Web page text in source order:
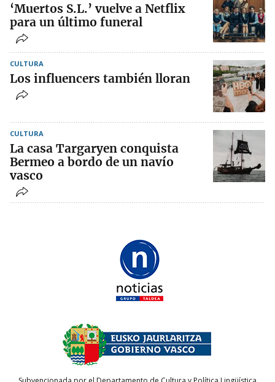
‘Muertos S.L.’ vuelve a Netflix
para un último funeral
CULTURA
Los influencers también lloran
CULTURA
La casa Targaryen conquista
Bermeo a bordo de un navío
vasco